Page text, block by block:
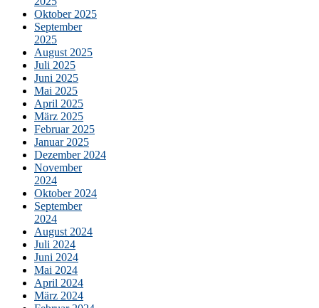
Oktober 2025
September
2025
August 2025
Juli 2025
Juni 2025
Mai 2025
April 2025
März 2025
Februar 2025
Januar 2025
Dezember 2024
November
2024
Oktober 2024
September
2024
August 2024
Juli 2024
Juni 2024
Mai 2024
April 2024
März 2024